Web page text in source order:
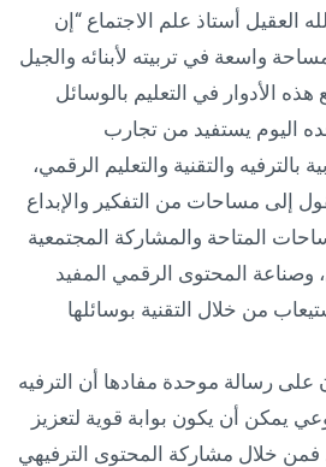
العقيل أستاذ علم الاجتماع “إن
واسعة في تربيته لأبنائه والجيل
الأدوار في التعليم بالوسائل
اليوم يستفيد من تجارب
بالترفيه والتقنية والتعليم الرقمي،
إلى مساحات من التفكير والإبداع
المتاحة والمشاركة المجتمعية
وصناعة المحتوى الرقمي المفيد
من خلال التقنية بوسائلها
على رسالة موحدة مفادها أن الترفيه
يمكن أن يكون بوابة قوية لتعزيز
فمن خلال مشاركة المحتوى الترفيهي